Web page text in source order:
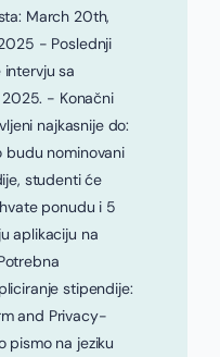
March 20th,
- Poslednji
sa
2025. - Konačni
najkasnije do:
budu nominovani
studenti će
ponudu i 5
aplikaciju na
stipendije:
and Privacy-
pismo na jeziku